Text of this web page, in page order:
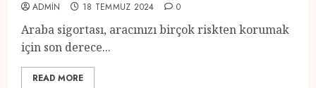
ADMIN 18 TEMMUZ 2024 0
Araba sigortası, aracınızı birçok riskten korumak
için son derece...
READ MORE